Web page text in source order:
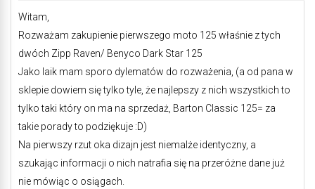
Witam,
Rozważam zakupienie pierwszego moto 125 właśnie z tych
dwóch Zipp Raven/ Benyco Dark Star 125
Jako laik mam sporo dylematów do rozważenia, (a od pana w
sklepie dowiem się tylko tyle, że najlepszy z nich wszystkich to
tylko taki który on ma na sprzedaż, Barton Classic 125= za
takie porady to podziękuje :D)
Na pierwszy rzut oka dizajn jest niemalże identyczny, a
szukając informacji o nich natrafia się na przeróżne dane już
nie mówiąc o osiągach.